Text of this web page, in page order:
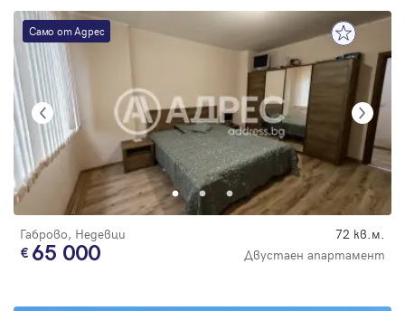
Само от Адрес
Габрово, Недевци 72 кв.м.
65 000 Двустаен апартамент
Забравена парола